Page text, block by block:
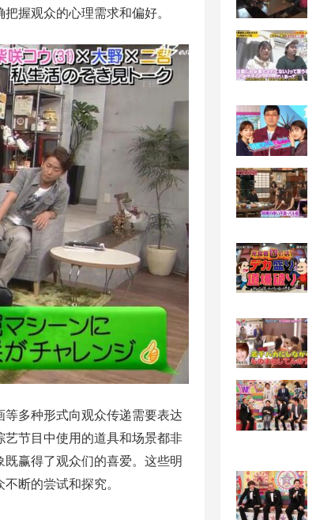
握观众的心理需求和偏好。
多种形式向观众传递需要表达
节目中使用的道具和场景都非
赢得了观众们的喜爱。这些明
断的尝试和探究。